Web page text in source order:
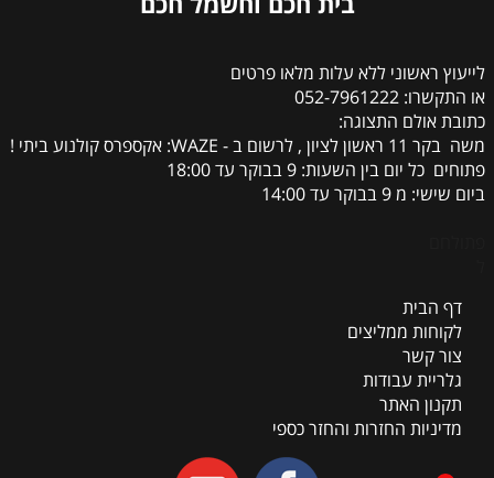
לייעוץ ראשוני ללא עלות מלאו פרטים
או התקשרו: 052-7961222
כתובת אולם התצוגה:
משה בקר 11 ראשון לציון , לרשום ב - WAZE: אקספרס קולנוע ביתי !
פתוחים כל יום בין השעות: 9 בבוקר עד 18:00
ביום שישי: מ 9 בבוקר עד 14:00
דף הבית
לקוחות ממליצים
צור קשר
גלריית עבודות
תקנון האתר
מדיניות החזרות והחזר כספי